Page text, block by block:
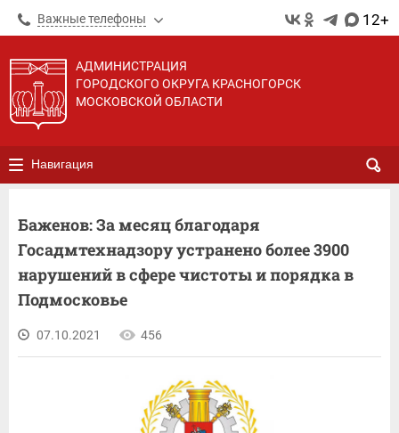
Важные телефоны 12+
АДМИНИСТРАЦИЯ
ГОРОДСКОГО ОКРУГА КРАСНОГОРСК
МОСКОВСКОЙ ОБЛАСТИ
Навигация
Баженов: За месяц благодаря
Госадмтехнадзору устранено более 3900
нарушений в сфере чистоты и порядка в
Подмосковье
07.10.2021 456